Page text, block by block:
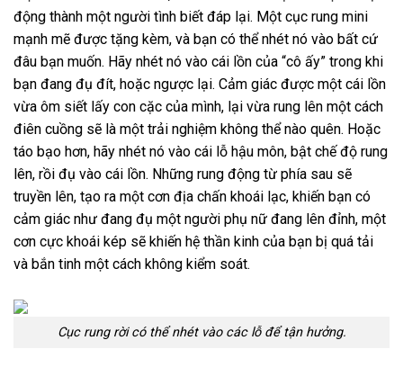
động thành một người tình biết đáp lại. Một cục rung mini
mạnh mẽ được tặng kèm, và bạn có thể nhét nó vào bất cứ
đâu bạn muốn. Hãy nhét nó vào cái lồn của “cô ấy” trong khi
bạn đang đụ đít, hoặc ngược lại. Cảm giác được một cái lồn
vừa ôm siết lấy con cặc của mình, lại vừa rung lên một cách
điên cuồng sẽ là một trải nghiệm không thể nào quên. Hoặc
táo bạo hơn, hãy nhét nó vào cái lỗ hậu môn, bật chế độ rung
lên, rồi đụ vào cái lồn. Những rung động từ phía sau sẽ
truyền lên, tạo ra một cơn địa chấn khoái lạc, khiến bạn có
cảm giác như đang đụ một người phụ nữ đang lên đỉnh, một
cơn cực khoái kép sẽ khiến hệ thần kinh của bạn bị quá tải
và bắn tinh một cách không kiểm soát.
Cục rung rời có thể nhét vào các lỗ để tận hưởng.